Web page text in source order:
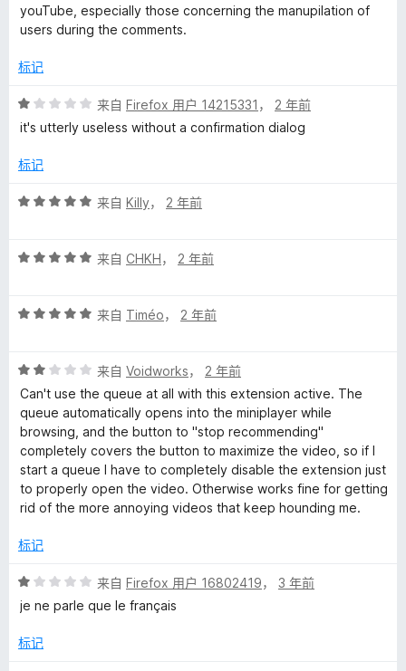
/
5
youTube, especially those concerning the manupilation of
users during the comments.
标记
评
分
/
来自 Firefox 用户 14215331 ， 2 年前
it's utterly useless without a confirmation dialog
标记
评
/
来自 Killy， 2 年前
评
/
来自 CHKH， 2 年前
评
/
5
来自 Timéo， 2 年前
评
分
2
/
5
来自 Voidworks， 2 年前
Can't use the queue at all with this extension active. The
queue automatically opens into the miniplayer while
browsing, and the button to "stop recommending"
completely covers the button to maximize the video, so if I
start a queue I have to completely disable the extension just
to properly open the video. Otherwise works fine for getting
rid of the more annoying videos that keep hounding me.
标记
评
分
/
来自 Firefox 用户 16802419， 3 年前
je ne parle que le français
标记